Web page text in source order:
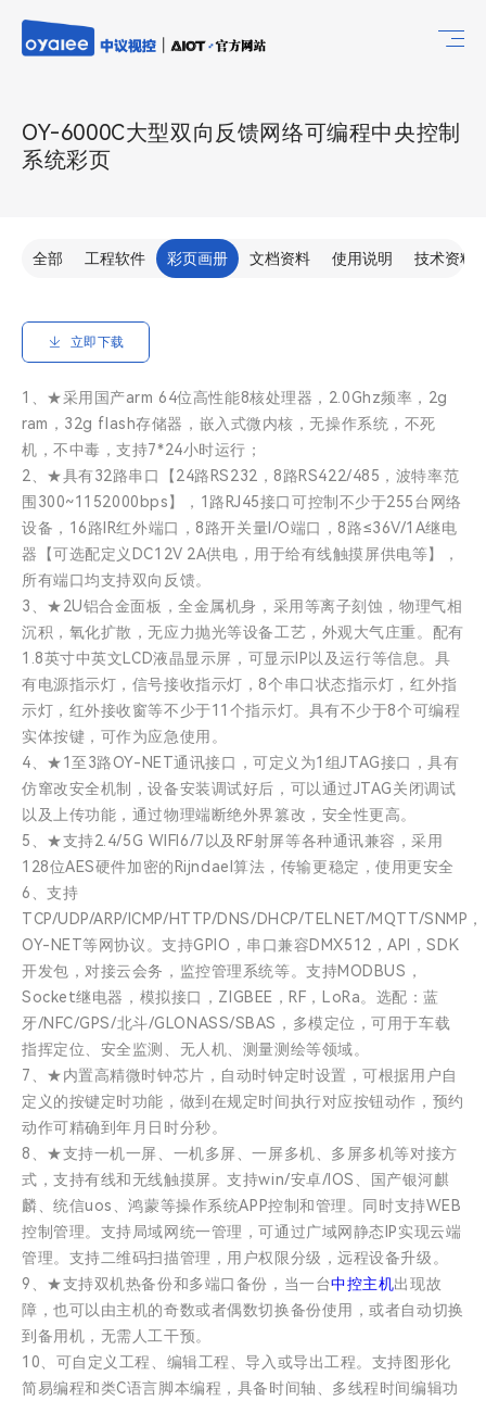
OY-6000C大型双向反馈网络可编程中央控制
系统彩页
全部 工程软件 彩页画册 文档资料 使用说明 技术资料
立即下载
1、★采用国产arm 64位高性能8核处理器，2.0Ghz频率，2g
ram，32g flash存储器，嵌入式微内核，无操作系统，不死
机，不中毒，支持7*24小时运行；
2、★具有32路串口【24路RS232，8路RS422/485，波特率范
围300~1152000bps】，1路RJ45接口可控制不少于255台网络
设备，16路IR红外端口，8路开关量I/O端口，8路≤36V/1A继电
器【可选配定义DC12V 2A供电，用于给有线触摸屏供电等】，
所有端口均支持双向反馈。
3、★2U铝合金面板，全金属机身，采用等离子刻蚀，物理气相
沉积，氧化扩散，无应力抛光等设备工艺，外观大气庄重。配有
1.8英寸中英文LCD液晶显示屏，可显示IP以及运行等信息。具
有电源指示灯，信号接收指示灯，8个串口状态指示灯，红外指
示灯，红外接收窗等不少于11个指示灯。具有不少于8个可编程
实体按键，可作为应急使用。
4、★1至3路OY-NET通讯接口，可定义为1组JTAG接口，具有
仿窜改安全机制，设备安装调试好后，可以通过JTAG关闭调试
以及上传功能，通过物理端断绝外界篡改，安全性更高。
5、★支持2.4/5G WIFI6/7以及RF射屏等各种通讯兼容，采用
128位AES硬件加密的Rijndael算法，传输更稳定，使用更安全
6、支持
TCP/UDP/ARP/ICMP/HTTP/DNS/DHCP/TELNET/MQTT/SNMP，
OY-NET等网协议。支持GPIO，串口兼容DMX512，API，SDK
开发包，对接云会务，监控管理系统等。支持MODBUS，
Socket继电器，模拟接口，ZIGBEE，RF，LoRa。选配：蓝
牙/NFC/GPS/北斗/GLONASS/SBAS，多模定位，可用于车载
指挥定位、安全监测、无人机、测量测绘等领域。
7、★内置高精微时钟芯片，自动时钟定时设置，可根据用户自
定义的按键定时功能，做到在规定时间执行对应按钮动作，预约
动作可精确到年月日时分秒。
8、★支持一机一屏、一机多屏、一屏多机、多屏多机等对接方
式，支持有线和无线触摸屏。支持win/安卓/IOS、国产银河麒
麟、统信uos、鸿蒙等操作系统APP控制和管理。同时支持WEB
控制管理。支持局域网统一管理，可通过广域网静态IP实现云端
管理。支持二维码扫描管理，用户权限分级，远程设备升级。
9、★支持双机热备份和多端口备份，当一台中控主机出现故
障，也可以由主机的奇数或者偶数切换备份使用，或者自动切换
到备用机，无需人工干预。
10、可自定义工程、编辑工程、导入或导出工程。支持图形化
简易编程和类C语言脚本编程，具备时间轴、多线程时间编辑功